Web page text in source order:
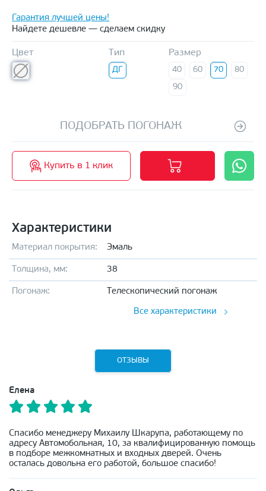
Гарантия лучшей цены!
Найдете дешевле — сделаем скидку
Цвет Тип
ДГ
Размер
40 60 70
80
90
ПОДОБРАТЬ ПОГОНАЖ
Купить в 1 клик
Характеристики
Материал покрытия: Эмаль
Толщина, мм: 38
Погонаж: Телескопический погонаж
Все характеристики
ОТЗЫВЫ
Елена
Спасибо менеджеру Михаилу Шкарупа, работающему по
адресу Автомобольная, 10, за квалифицированную помощь
в подборе межкомнатных и входных дверей. Очень
осталась довольна его работой, большое спасибо!